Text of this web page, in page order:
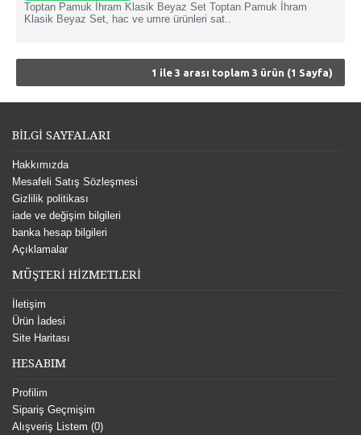
Toptan Pamuk İhram Klasik Beyaz Set Toptan Pamuk İhram
Klasik Beyaz Set, hac ve umre ürünleri sat..
1 ile 3 arası toplam 3 ürün (1 Sayfa)
BİLGİ SAYFALARI
Hakkımızda
Mesafeli Satış Sözleşmesi
Gizlilik politikası
iade ve değişim bilgileri
banka hesap bilgileri
Açıklamalar
MÜŞTERİ HİZMETLERİ
İletişim
Ürün İadesi
Site Haritası
HESABIM
Profilim
Sipariş Geçmişim
Alışveriş Listem (0)